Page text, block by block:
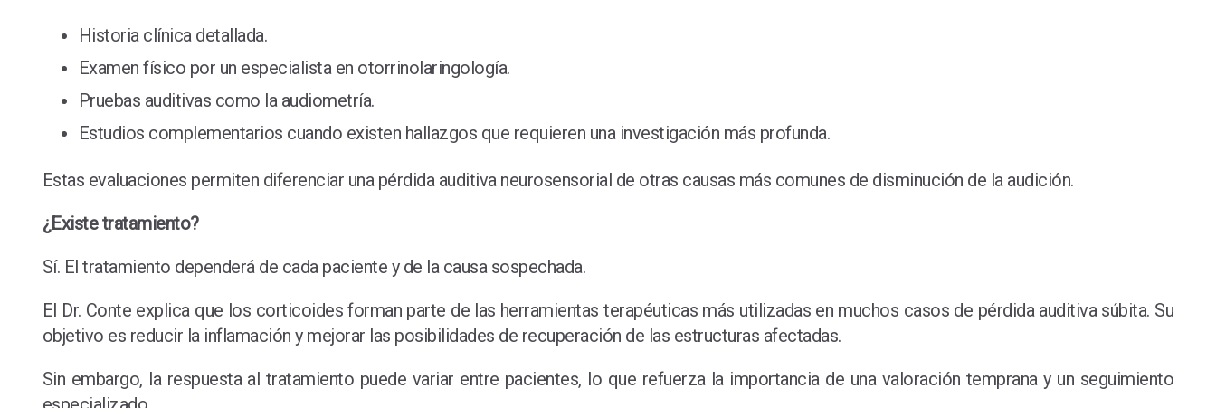
Historia clínica detallada.
Examen físico por un especialista en otorrinolaringología.
Pruebas auditivas como la audiometría.
Estudios complementarios cuando existen hallazgos que requieren una investigación más profunda.
Estas evaluaciones permiten diferenciar una pérdida auditiva neurosensorial de otras causas más comunes de disminución de la audición.
¿Existe tratamiento?
Sí. El tratamiento dependerá de cada paciente y de la causa sospechada.
El Dr. Conte explica que los corticoides forman parte de las herramientas terapéuticas más utilizadas en muchos casos de pérdida auditiva súbita. Su
objetivo es reducir la inflamación y mejorar las posibilidades de recuperación de las estructuras afectadas.
Sin embargo, la respuesta al tratamiento puede variar entre pacientes, lo que refuerza la importancia de una valoración temprana y un seguimiento